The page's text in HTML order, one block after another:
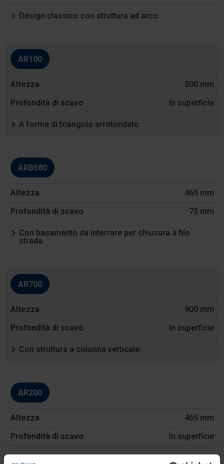
Caratteristiche
Design classico con struttura ad arco
AR100
500 mm
In superficie
A forma di triangolo arrotondato
ARB580
465 mm
75 mm
Con basamento da interrare per chiusura a filo
strada
AR700
900 mm
In superficie
Con struttura a colonna verticale
AR200
465 mm
In superficie